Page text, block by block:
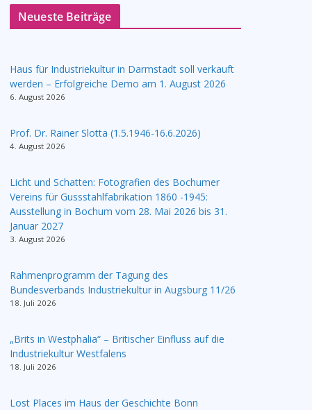
Neueste Beiträge
Haus für Industriekultur in Darmstadt soll verkauft
werden – Erfolgreiche Demo am 1. August 2026
6. August 2026
Prof. Dr. Rainer Slotta (1.5.1946-16.6.2026)
4. August 2026
Licht und Schatten: Fotografien des Bochumer
Vereins für Gussstahlfabrikation 1860 -1945:
Ausstellung in Bochum vom 28. Mai 2026 bis 31.
Januar 2027
3. August 2026
Rahmenprogramm der Tagung des
Bundesverbands Industriekultur in Augsburg 11/26
18. Juli 2026
„Brits in Westphalia“ – Britischer Einfluss auf die
Industriekultur Westfalens
18. Juli 2026
Lost Places im Haus der Geschichte Bonn